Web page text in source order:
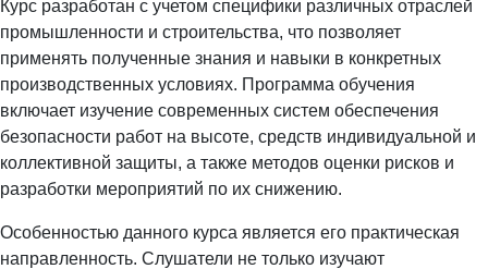
Курс разработан с учетом специфики различных отраслей
промышленности и строительства, что позволяет
применять полученные знания и навыки в конкретных
производственных условиях. Программа обучения
включает изучение современных систем обеспечения
безопасности работ на высоте, средств индивидуальной и
коллективной защиты, а также методов оценки рисков и
разработки мероприятий по их снижению.
Особенностью данного курса является его практическая
направленность. Слушатели не только изучают